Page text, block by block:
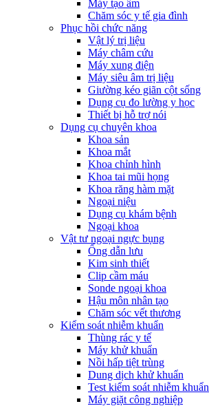
Máy tạo ẩm
Chăm sóc y tế gia đình
Phục hồi chức năng
Vật lý trị liệu
Máy châm cứu
Máy xung điện
Máy siêu âm trị liệu
Giường kéo giãn cột sống
Dụng cụ đo lường y học
Thiết bị hỗ trợ nói
Dụng cụ chuyên khoa
Khoa sản
Khoa mắt
Khoa chỉnh hình
Khoa tai mũi họng
Khoa răng hàm mặt
Ngoại niệu
Dụng cụ khám bệnh
Ngoại khoa
Vật tư ngoại ngực bụng
Ống dẫn lưu
Kim sinh thiết
Clip cầm máu
Sonde ngoại khoa
Hậu môn nhân tạo
Chăm sóc vết thương
Kiểm soát nhiễm khuẩn
Thùng rác y tế
Máy khử khuẩn
Nồi hấp tiệt trùng
Dung dịch khử khuẩn
Test kiểm soát nhiễm khuẩn
Máy giặt công nghiệp